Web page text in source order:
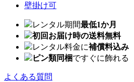
壁掛け可
レンタル期間最低1か月
初回お届け時の送料無料
レンタル料金に補償料込み
ピン類同梱ですぐに飾れる
よくある質問